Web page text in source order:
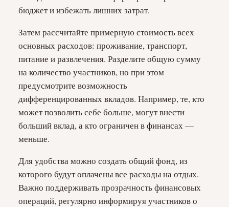
бюджет и избежать лишних затрат.
Затем рассчитайте примерную стоимость всех
основных расходов: проживание, транспорт,
питание и развлечения. Разделите общую сумму
на количество участников, но при этом
предусмотрите возможность
дифференцированных вкладов. Например, те, кто
может позволить себе больше, могут внести
больший вклад, а кто ограничен в финансах —
меньше.
Для удобства можно создать общий фонд, из
которого будут оплачены все расходы на отдых.
Важно поддерживать прозрачность финансовых
операций, регулярно информируя участников о